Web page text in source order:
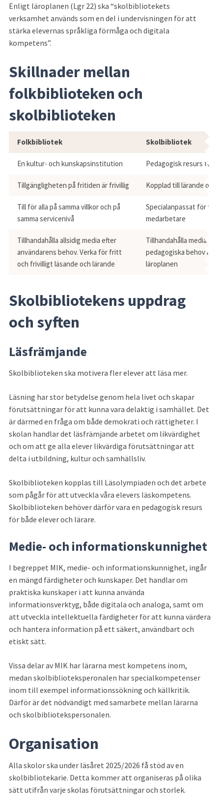
Enligt läroplanen (Lgr 22) ska “skolbibliotekets
verksamhet används som en del i undervisningen för att
stärka elevernas språkliga förmåga och digitala
kompetens”.
Skillnader mellan
folkbiblioteken och
skolbiblioteken
Skillander mellan folkbiblioteken
Folkbibliotek Skolbibliotek
En kultur- och kunskapsinstitution Pedagogisk resurs för
Tillgängligheten på fritiden är frivillig Kopplad till lärande och
Till för alla på samma villkor och på
samma servicenivå
Specialanpassat för
medarbetare
Tillhandahålla allsidig media efter
användarens behov. Verka för fritt
och frivilligt läsande och lärande
Tillhandahålla media
pedagogiska behov
läroplanen
Skolbibliotekens uppdrag
och syften
Läsfrämjande
Skolbiblioteken ska motivera fler elever att läsa mer.
Läsning har stor betydelse genom hela livet och skapar
förutsättningar för att kunna vara delaktig i samhället. Det
är därmed en fråga om både demokrati och rättigheter. I
skolan handlar det läsfrämjande arbetet om likvärdighet
och om att ge alla elever likvärdiga förutsättningar att
delta i utbildning, kultur och samhällsliv.
Skolbiblioteken kopplas till Läsolympiaden och det arbete
som pågår för att utveckla våra elevers läskompetens.
Skolbiblioteken behöver därför vara en pedagogisk resurs
för både elever och lärare.
Medie- och informationskunnighet
I begreppet MIK, medie- och informationskunnighet, ingår
en mängd färdigheter och kunskaper. Det handlar om
praktiska kunskaper i att kunna använda
informationsverktyg, både digitala och analoga, samt om
att utveckla intellektuella färdigheter för att kunna värdera
och hantera information på ett säkert, användbart och
etiskt sätt.
Vissa delar av MIK har lärarna mest kompetens inom,
medan skolbiblioteksperonalen har specialkompetenser
inom till exempel informationssökning och källkritik.
Därför är det nödvändigt med samarbete mellan lärarna
och skolbibliotekspersonalen.
Organisation
Alla skolor ska under läsåret 2025/2026 få stöd av en
skolbibliotekarie. Detta kommer att organiseras på olika
sätt utifrån varje skolas förutsättningar och storlek.